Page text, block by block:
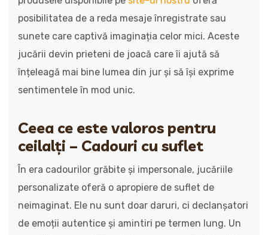
posibilitatea de a reda mesaje înregistrate sau
sunete care captivă imaginația celor mici. Aceste
jucării devin prieteni de joacă care îi ajută să
înțeleagă mai bine lumea din jur și să își exprime
sentimentele în mod unic.
Ceea ce este valoros pentru
ceilalți – Cadouri cu suflet
În era cadourilor grăbite și impersonale, jucăriile
personalizate oferă o apropiere de suflet de
neimaginat. Ele nu sunt doar daruri, ci declanșatori
de emoții autentice și amintiri pe termen lung. Un